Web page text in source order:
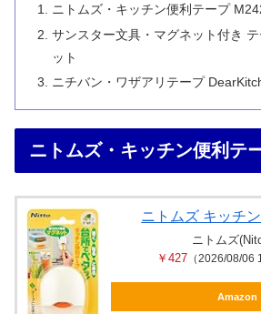
ニトムズ・キッチン便利テープ
サンスター文具・マグネット付き
ット
ニチバン・ワザアリテープ
ニトムズ・キッチン便利テ
ニトムズ キッチ
ニトムズ
￥427 （2026/08/06
Amazon